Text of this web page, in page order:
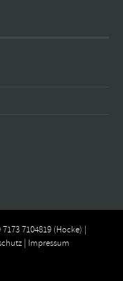
7104819 (Hocke) |
| Impressum